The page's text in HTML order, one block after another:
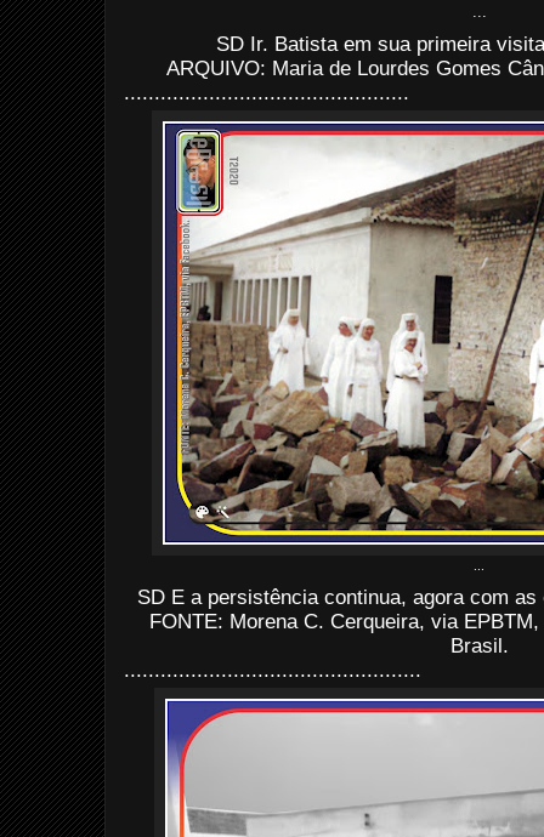
SD Ir. Batista em sua primeira
ARQUIVO: Maria de Lourdes Gomes
...............................................
SD E a persistência continua, agora com
FONTE: Morena C. Cerqueira, via
Brasil.
.................................................